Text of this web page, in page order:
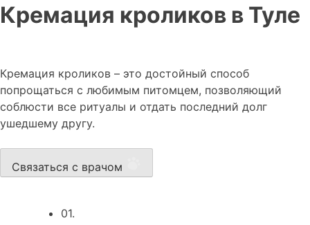
Кремация кроликов в Туле
Кремация кроликов – это достойный способ
попрощаться с любимым питомцем, позволяющий
соблюсти все ритуалы и отдать последний долг
ушедшему другу.
Связаться с врачом
01.